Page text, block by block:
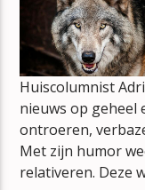
mz-
Huiscolumnist
nieuws op geheel
ontroeren,
Met zijn humor
relativeren. Deze